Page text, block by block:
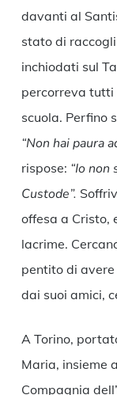
davanti al
stato di
inchiodati sul
percorreva tutti
scuola. Perfino
“Non hai paura
rispose: “Io non
Custode”.
offesa a Cristo,
lacrime.
pentito di avere
dai suoi amici,
A Torino,
Maria, insieme
Compagnia